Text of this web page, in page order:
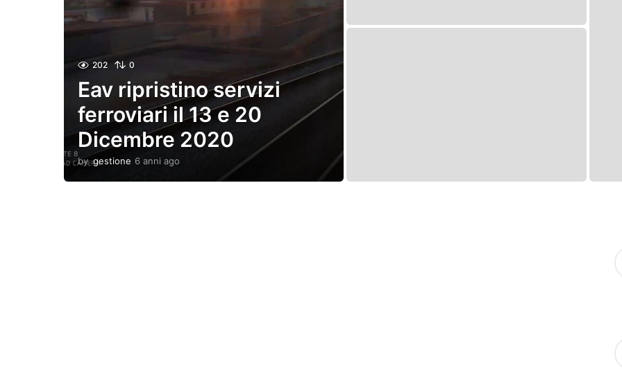
202 0
Eav ripristino servizi
ferroviari il 13 e 20
Dicembre 2020
by gestione 6 anni ago